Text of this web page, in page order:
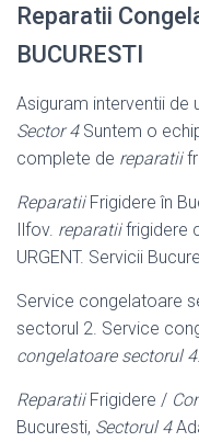
Reparatii
BUCURESTI
Asiguram interventii de
Sector 4Suntem o
complete de reparatii
ReparatiiFrigidere în
Ilfov. reparatiifrigidere
URGENT. Servicii
Service congelatoare
sectorul 2. Service
congelatoare sectorul 4
ReparatiiFrigidere /
Bucuresti, Sectorul 4